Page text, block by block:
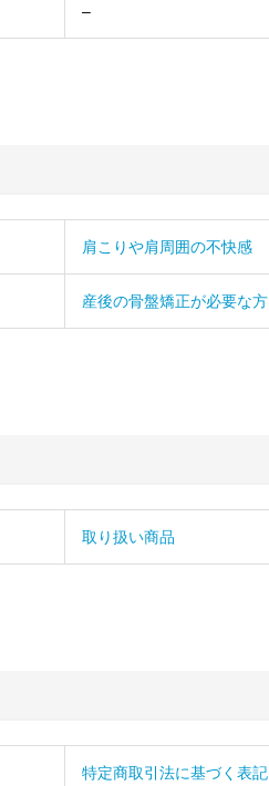
–
肩こりや肩周囲の不快感
産後の骨盤矯正が必要な方
取り扱い商品
特定商取引法に基づく表記